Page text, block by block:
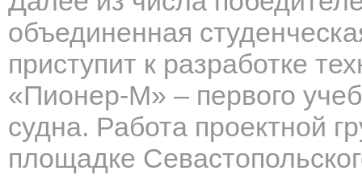
объединенная
приступит к разработке
«Пионер-М» – первого
судна. Работа проектной
площадке